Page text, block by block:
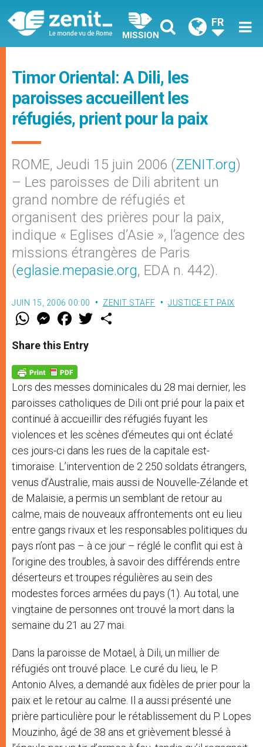
MISSION
FR
Timor Oriental: A Dili, les
paroisses accueillent les
réfugiés, prient pour la paix
ROME, Jeudi 15 juin 2006 (ZENIT.org)
– Les paroisses de Dili abritent un
grand nombre de réfugiés et
organisent des prières pour la paix,
indique « Eglises d’Asie », l’agence des
missions étrangères de Paris
(eglasie.mepasie.org, EDA n. 442).
JUIN 15, 2006 00:00 ZENIT STAFF JUSTICE ET PAIX
W
t
s
p
p
M
e
s
e
g
e
r
F
a
e
b
o
k
w
Share this Entry
Lors des messes dominicales du 28 mai dernier, les
paroisses catholiques de Dili ont prié pour la paix et
continué à accueillir des réfugiés fuyant les
violences et les scènes d’émeutes qui ont éclaté
ces jours-ci dans les rues de la capitale est-
timoraise. L’intervention de 2 250 soldats étrangers,
venus d’Australie, mais aussi de Nouvelle-Zélande et
de Malaisie, a permis un semblant de retour au
calme, mais de nouveaux affrontements ont eu lieu
entre gangs rivaux et les responsables politiques du
pays n’ont pas – à ce jour – réglé le conflit qui est à
l’origine des troubles, à savoir des différends entre
déserteurs et troupes régulières au sein des
modestes forces armées du pays (1). Au total, une
vingtaine de personnes ont trouvé la mort dans la
semaine du 21 au 27 mai.
Dans la paroisse de Motael, à Dili, un millier de
réfugiés ont trouvé place. Le curé du lieu, le P.
Antonio Alves, a demandé aux fidèles de prier pour la
paix et le retour au calme. Il a aussi présenté une
prière particulière pour le rétablissement du P. Lopes
Mouzinho, âgé de 38 ans et grièvement blessé à